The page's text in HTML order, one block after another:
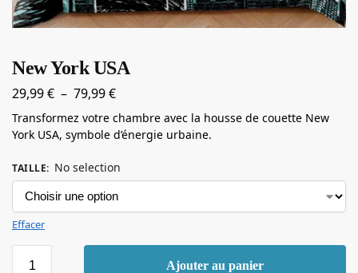
New York USA
29,99€ – 79,99€
Transformez votre chambre avec la housse de couette New
York USA, symbole d’énergie urbaine.
TAILLE: No selection
Effacer
Ajouter au panier